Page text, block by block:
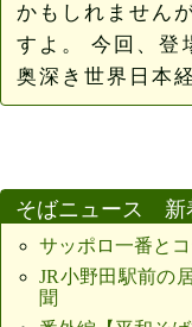
かもしれません
すよ。 今回、登
奥深き世界日本
そばニュース 新
サッポロ一番と
JR小野田駅前の
聞